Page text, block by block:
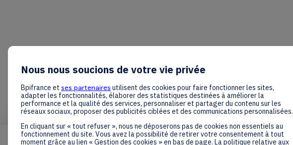
Nous nous soucions de votre vie privée
Bpifrance et ses partenaires utilisent des cookies pour faire fonctionner les sites,
adapter les fonctionnalités, élaborer des statistiques destinées à améliorer la
performance et la qualité des services, personnaliser et partager du contenu sur les
réseaux sociaux, proposer des publicités ciblées et des communications personnalisées.
En cliquant sur « tout refuser », nous ne déposerons pas de cookies non essentiels au
fonctionnement du site. Vous avez la possibilité de retirer votre consentement à tout
moment grâce au lien « Gestion des cookies » en bas de page. La politique relative aux